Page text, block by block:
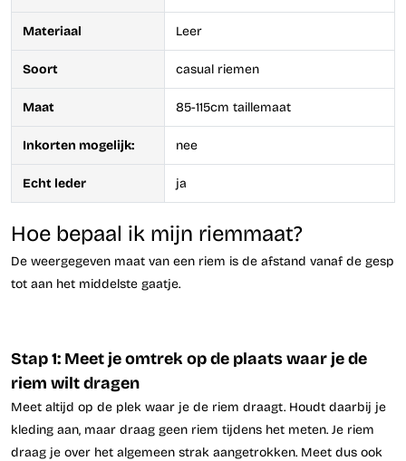
Materiaal Leer
Soort casual riemen
Maat 85-115cm taillemaat
Inkorten mogelijk: nee
Echt leder ja
Hoe bepaal ik mijn riemmaat?
De weergegeven maat van een riem is de afstand vanaf de gesp
tot aan het middelste gaatje.
Stap 1: Meet je omtrek op de plaats waar je de
riem wilt dragen
Meet altijd op de plek waar je de riem draagt. Houdt daarbij je
kleding aan, maar draag geen riem tijdens het meten. Je riem
draag je over het algemeen strak aangetrokken. Meet dus ook